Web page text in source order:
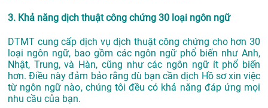
3. Khả năng dịch thuật công chứng 30 loại ngôn ngữ
DTMT cung cấp dịch vụ dịch thuật công chứng cho hơn 30
loại ngôn ngữ, bao gồm các ngôn ngữ phổ biến như Anh,
Nhật, Trung, và Hàn, cũng như các ngôn ngữ ít phổ biến
hơn. Điều này đảm bảo rằng dù bạn cần dịch Hồ sơ xin việc
từ ngôn ngữ nào, chúng tôi đều có khả năng đáp ứng mọi
nhu cầu của bạn.